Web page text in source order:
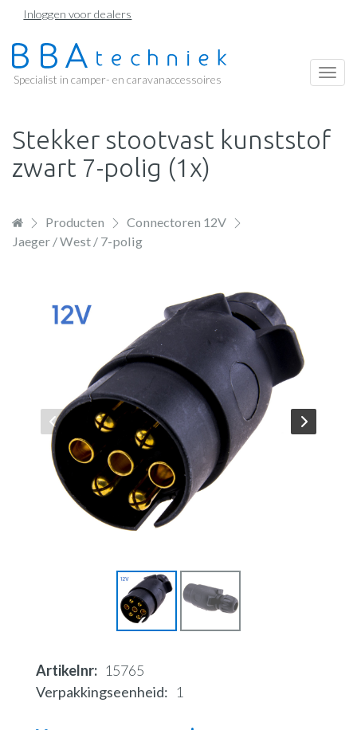
Overslaan
naar
de
Inloggen voor dealers
Specialist in camper- en caravanaccessoires
Stekker stootvast kunststof
zwart 7-polig (1x)
Producten
Connectoren 12V
Jaeger / West / 7-polig
Artikelnr
15765
Verpakkingseenheid
1